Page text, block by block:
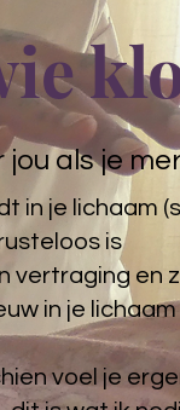
jou als je
in je lichaam
is
vertraging en
in je
voel je